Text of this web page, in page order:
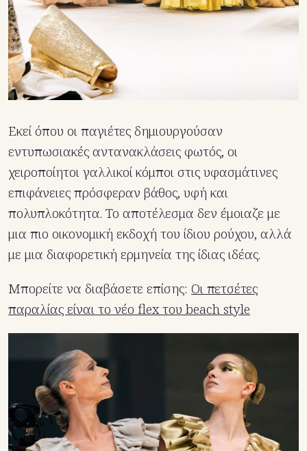
Εκεί όπου οι παγιέτες δημιουργούσαν
εντυπωσιακές αντανακλάσεις φωτός, οι
χειροποίητοι γαλλικοί κόμποι στις υφασμάτινες
επιφάνειες πρόσφεραν βάθος, υφή και
πολυπλοκότητα. Το αποτέλεσμα δεν έμοιαζε με
μια πιο οικονομική εκδοχή του ίδιου ρούχου, αλλά
με μια διαφορετική ερμηνεία της ίδιας ιδέας.
Μπορείτε να διαβάσετε επίσης: Οι πετσέτες
παραλίας είναι το νέο flex του beach style